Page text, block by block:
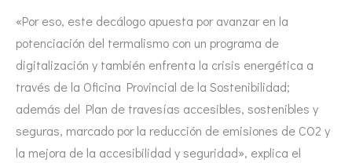
«Por eso, este decálogo apuesta por avanzar en la
potenciación del termalismo con un programa de
digitalización y también enfrenta la crisis energética a
través de la Oficina Provincial de la Sostenibilidad;
además del Plan de travesías accesibles, sostenibles y
seguras, marcado por la reducción de emisiones de CO2 y
la mejora de la accesibilidad y seguridad», explica el